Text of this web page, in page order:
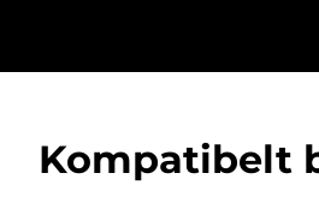
Kompatibelt